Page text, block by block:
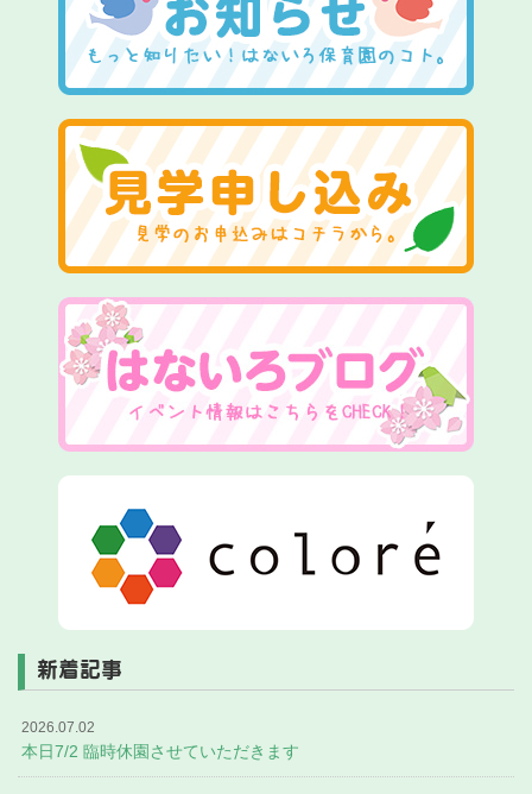
新着記事
2026.07.02
本日7/2 臨時休園させていただきます